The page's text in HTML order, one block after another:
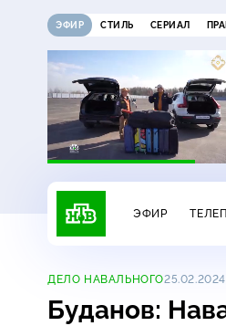
ЭФИР СТИЛЬ СЕРИАЛ
05:20
Пляж. Жаркий
сезон 16+
ЭФИР
ДЕЛО НАВАЛЬНОГО
Буданов: